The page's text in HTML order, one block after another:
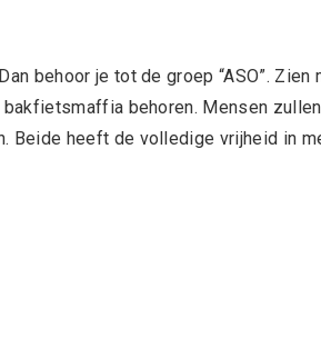
behoor je tot de groep “ASO”.
behoren. Mensen
Beide heeft de volledige vrijheid in